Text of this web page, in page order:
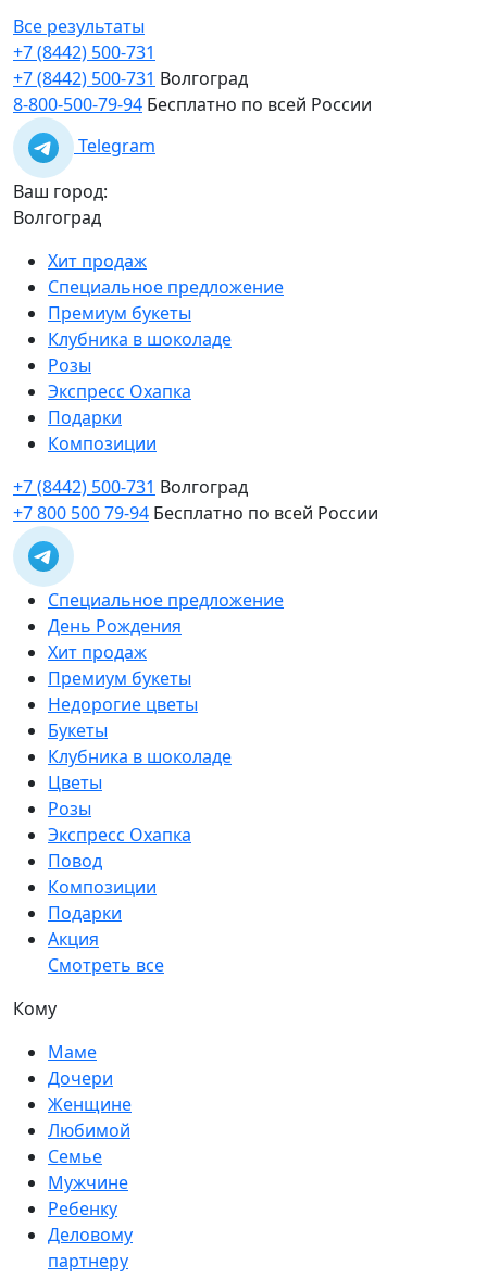
Все результаты
+7 (8442) 500-731
+7 (8442) 500-731 Волгоград
8-800-500-79-94 Бесплатно по всей России
Telegram
Ваш город:
Волгоград
Хит продаж
Специальное предложение
Премиум букеты
Клубника в шоколаде
Розы
Экспресс Охапка
Подарки
Композиции
+7 (8442) 500-731 Волгоград
+7 800 500 79-94 Бесплатно по всей России
Специальное предложение
День Рождения
Хит продаж
Премиум букеты
Недорогие цветы
Букеты
Клубника в шоколаде
Цветы
Розы
Экспресс Охапка
Повод
Композиции
Подарки
Акция
Смотреть все
Кому
Маме
Дочери
Женщине
Любимой
Семье
Мужчине
Ребенку
Деловому
партнеру